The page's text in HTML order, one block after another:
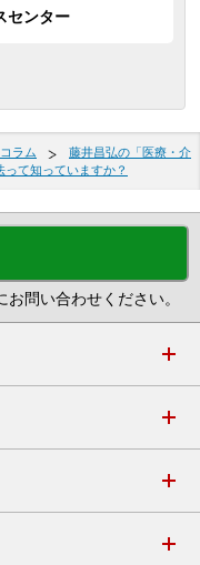
センター
ラム
藤井昌弘の「医療・介
て知っていますか？
問い合わせください。